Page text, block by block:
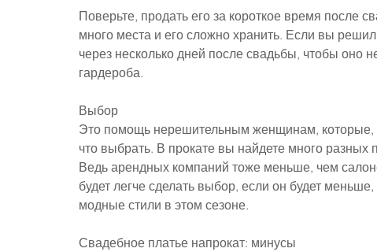
Поверьте, продать его за короткое время после
много места и его сложно хранить. Если вы
через несколько дней после свадьбы, чтобы оно
гардероба.
Выбор
Это помощь нерешительным женщинам, которые,
что выбрать. В прокате вы найдете много
Ведь арендных компаний тоже меньше, чем
будет легче сделать выбор, если он будет
модные стили в этом сезоне.
Свадебное платье напрокат: минусы